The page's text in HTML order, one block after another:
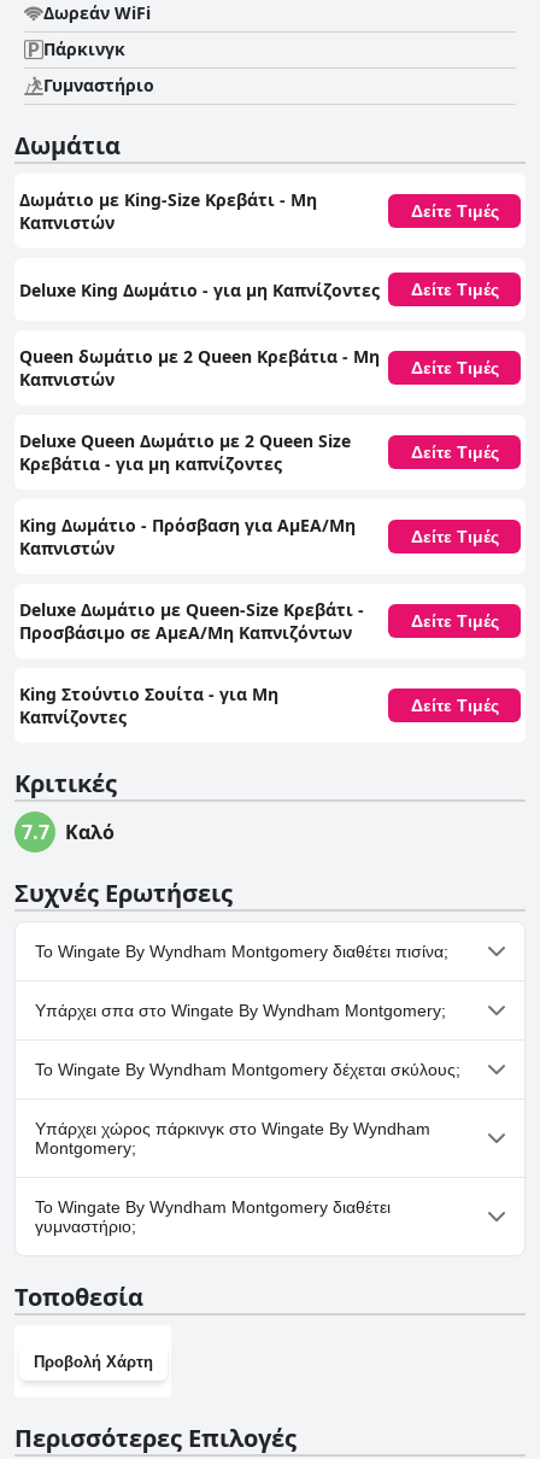
Δωρεάν WiFi
Πάρκινγκ
Γυμναστήριο
Δωμάτια
Δωμάτιο με King-Size Κρεβάτι - Μη
Καπνιστών
Δείτε Τιμές
Deluxe King Δωμάτιο - για μη Καπνίζοντες Δείτε Τιμές
Queen δωμάτιο με 2 Queen Κρεβάτια - Μη
Καπνιστών
Δείτε Τιμές
Deluxe Queen Δωμάτιο με 2 Queen Size
Κρεβάτια - για μη καπνίζοντες
Δείτε Τιμές
King Δωμάτιο - Πρόσβαση για ΑμΕΑ/Μη
Καπνιστών
Δείτε Τιμές
Deluxe Δωμάτιο με Queen-Size Κρεβάτι -
Προσβάσιμο σε ΑμεΑ/Μη Καπνιζόντων
Δείτε Τιμές
King Στούντιο Σουίτα - για Μη
Καπνίζοντες
Δείτε Τιμές
Κριτικές
7.7 Καλό
Συχνές Ερωτήσεις
Το Wingate By Wyndham Montgomery διαθέτει πισίνα;
Ναι, το Wingate By Wyndham Montgomery διαθέτει πισίνα/
πισίνες που ανήκουν σε μία ή περισσότερες από τις ακόλουθες
κατηγορίες: Εξωτερική Πισίνα.
Υπάρχει σπα στο Wingate By Wyndham Montgomery;
Όχι, το Wingate By Wyndham Montgomery δεν διαθέτει σπα.
Το Wingate By Wyndham Montgomery δέχεται σκύλους;
Όχι, το Wingate By Wyndham Montgomery δεν δέχεται
σκύλους.
Υπάρχει χώρος πάρκινγκ στο Wingate By Wyndham
Montgomery;
Ναι, υπάρχουν εγκαταστάσεις πάρκινγκ στο Wingate By
Wyndham Montgomery.
Το Wingate By Wyndham Montgomery διαθέτει
γυμναστήριο;
γυμναστήριο.
Τοποθεσία
Προβολή Χάρτη
Περισσότερες Επιλογές